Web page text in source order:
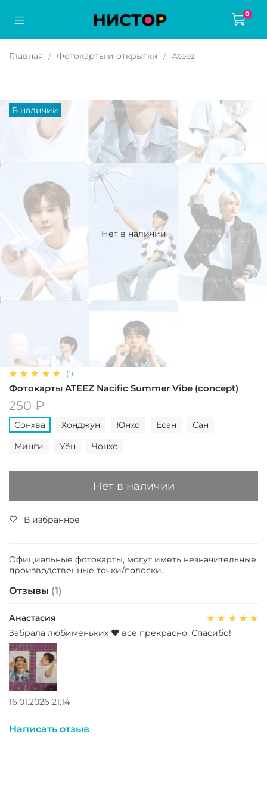
0
Главная Фотокарты и открытки Ateez
Нет в наличии
В наличии
(1)
Фотокарты ATEEZ Nacific Summer Vibe (concept)
250 ₽
Сонхва Хонджун Юнхо Ёсан Сан
Минги Уён Чонхо
Нет в наличии
В избранное
Официальные фотокарты, могут иметь незначительные
производственные точки/полоски.
Отзывы (1)
Анастасия
Забрала любименьких ♥️ всё прекрасно. Спасибо!
16.01.2026 21:14
Написать отзыв